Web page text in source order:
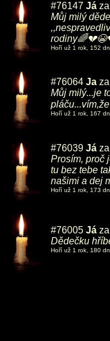
#76147 Já
Můj milý
Hoří už 1 rok, 152
#76064 Ja
Můj milý...je
Hoří už 1 rok, 167
#76039 Já
Prosím, proč
tu bez tebe
našimi a dej
Hoří už 1 rok, 173
#76005 Já
Dědečku
Hoří už 1 rok, 180